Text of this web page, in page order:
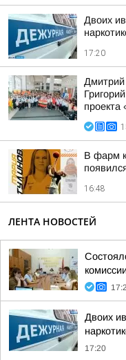
Двоих
17:20
проекта
В фарм
16:48
ЛЕНТА НОВОСТЕЙ
Двоих
17:20